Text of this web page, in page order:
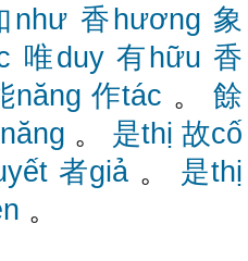
như 香hương 象
唯duy 有hữu 香
năng 作tác 。餘
。 是thị 故cố
者giả 。 是thị
。